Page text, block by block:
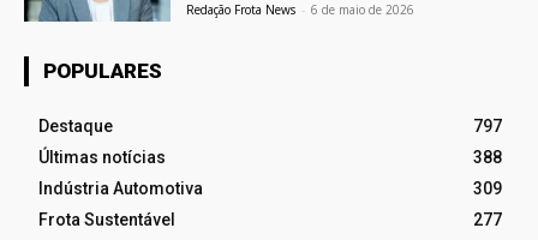
Redação Frota News - 6 de maio de 2026
POPULARES
Destaque
797
Últimas notícias
388
Indústria Automotiva
309
Frota Sustentável
277